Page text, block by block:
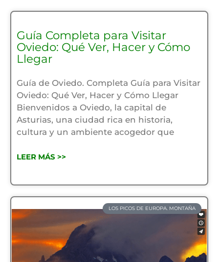
Guía Completa para Visitar
Oviedo: Qué Ver, Hacer y Cómo
Llegar
Guía de Oviedo. Completa Guía para Visitar
Oviedo: Qué Ver, Hacer y Cómo Llegar
Bienvenidos a Oviedo, la capital de
Asturias, una ciudad rica en historia,
cultura y un ambiente acogedor que
LEER MÁS >>
LOS PICOS DE EUROPA. MONTAÑA